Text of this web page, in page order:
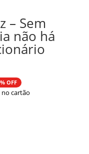
– Sem
não há
OFF
cartão